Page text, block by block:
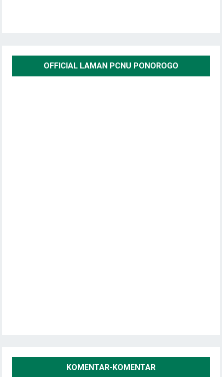
OFFICIAL LAMAN PCNU PONOROGO
KOMENTAR-KOMENTAR